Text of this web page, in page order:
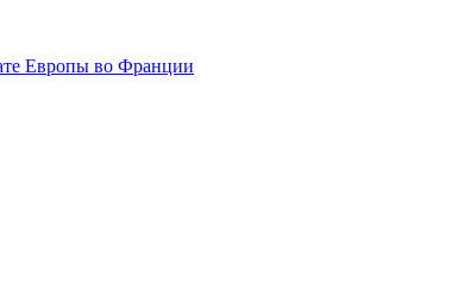
Европы во Франции